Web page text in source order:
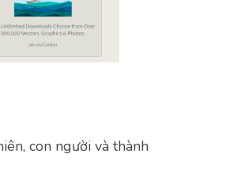
con người và thành